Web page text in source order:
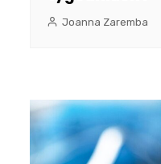
Joanna Zaremba